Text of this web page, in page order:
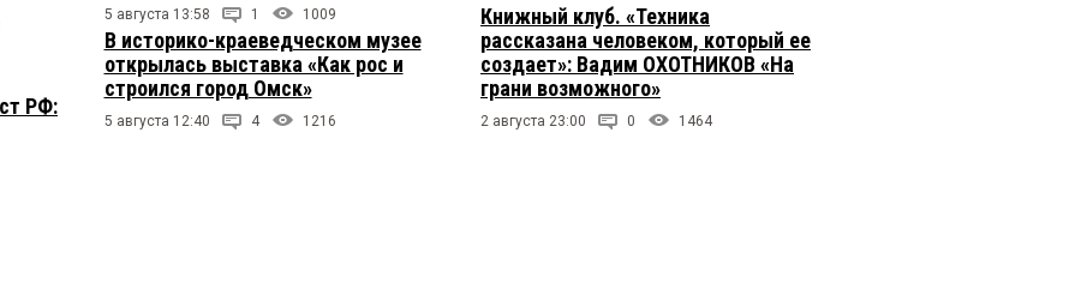
РФ:
5 августа 13:58 1 1009
В историко-краеведческом музее
открылась выставка «Как рос и
строился город Омск»
5 августа 12:40 4 1216
Книжный клуб. «Техника
рассказана человеком, который ее
создает»: Вадим ОХОТНИКОВ «На
грани возможного»
2 августа 23:00 0 1464